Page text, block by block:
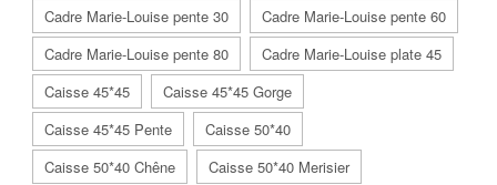
Cadre Marie-Louise pente 30
Cadre Marie-Louise pente 60
Cadre Marie-Louise pente 80
Cadre Marie-Louise plate 45
Caisse 45*45
Caisse 45*45 Gorge
Caisse 45*45 Pente
Caisse 50*40
Caisse 50*40 Chêne
Caisse 50*40 Merisier